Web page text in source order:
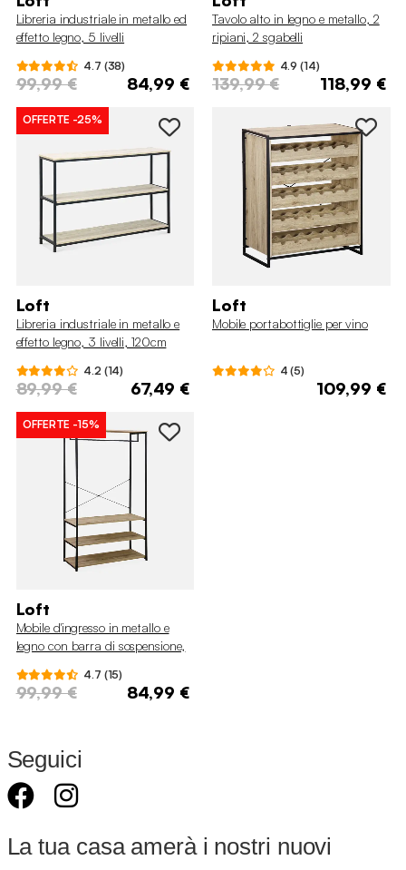
Libreria industriale in metallo ed
effetto legno, 5 livelli
4.7 (38)
99,99 € 84,99 €
Tavolo alto in legno e metallo, 2
ripiani, 2 sgabelli
4.9 (14)
139,99 € 118,99 €
OFFERTE -25%
Loft
Libreria industriale in metallo e
effetto legno, 3 livelli, 120cm
4.2 (14)
89,99 € 67,49 €
Loft
Mobile portabottiglie per vino
4 (5)
109,99 €
OFFERTE -15%
Loft
Mobile d'ingresso in metallo e
legno con barra di sospensione,
4.7 (15)
99,99 € 84,99 €
Seguici
La tua casa amerà i nostri nuovi